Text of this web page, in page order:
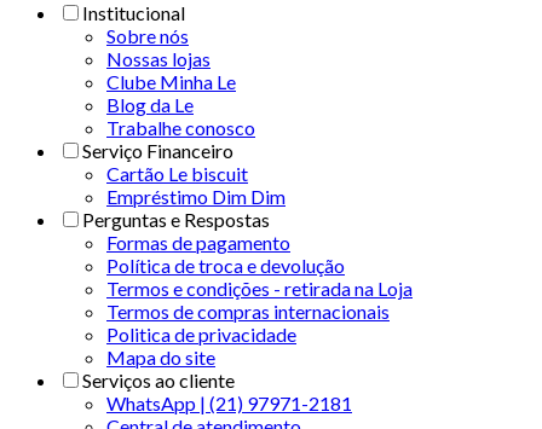
Institucional
Sobre nós
Nossas lojas
Clube Minha Le
Blog da Le
Trabalhe conosco
Serviço Financeiro
Cartão Le biscuit
Empréstimo Dim Dim
Perguntas e Respostas
Formas de pagamento
Política de troca e devolução
Termos e condições - retirada na Loja
Termos de compras internacionais
Politica de privacidade
Mapa do site
Serviços ao cliente
WhatsApp | (21) 97971-2181